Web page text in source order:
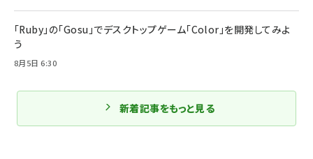
「Ruby」の「Gosu」でデスクトップゲーム「Color」を開発してみよ
う
8月5日 6:30
新着記事をもっと見る